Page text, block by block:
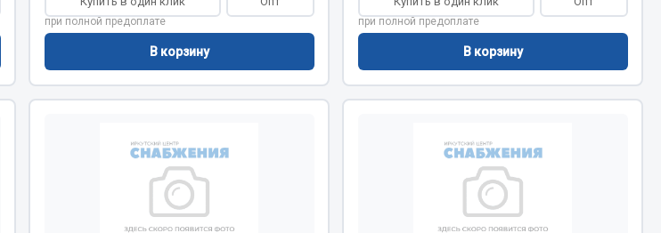
Коробка передач ZF
Показать ещё
Запчасти ЯМЗ
Двигатель
Запчасти HOWO
при полной предоплате
В корзину
при полной предоплате
В корзину